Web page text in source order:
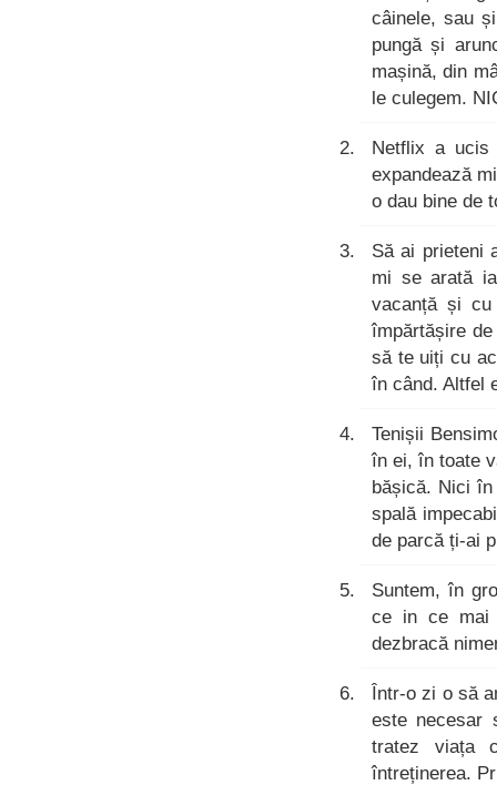
câinele, sau
pungă și
mașină, din
le culegem.
Netflix a ucis
expandează
o dau bine de
Să ai prieteni
mi se arată
vacanță și
împărtășire
să te uiți cu
în când. Altfel
Tenișii
în ei, în toate
bășică. Nici
spală
de parcă ți-ai
Suntem, în
ce in ce mai
dezbracă
Într-o zi o să
este necesar
tratez viața
întreținerea.